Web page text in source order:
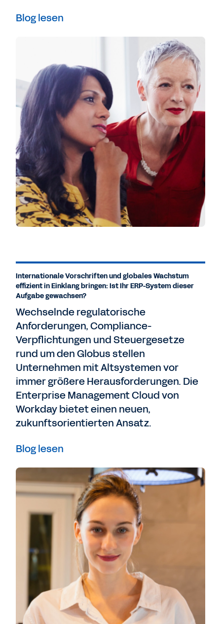
Blog lesen
Internationale Vorschriften und globales Wachstum
effizient in Einklang bringen: Ist Ihr ERP-System dieser
Aufgabe gewachsen?
Wechselnde regulatorische
Anforderungen, Compliance-
Verpflichtungen und Steuergesetze
rund um den Globus stellen
Unternehmen mit Altsystemen vor
immer größere Herausforderungen. Die
Enterprise Management Cloud von
Workday bietet einen neuen,
zukunftsorientierten Ansatz.
Blog lesen